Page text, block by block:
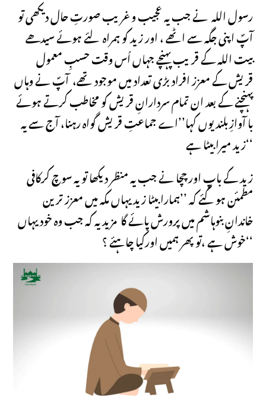
رسول اللہ نے جب یہ عجیب وغریب صورتِ حال دیکھی تو
آپؐ اپنی جگہ سے اٹھے ، اور زید کو ہمراہ لئے ہوئے سیدھے
بیت اللہ کے قریب پہنچے جہاں اُس وقت حسبِ معمول
قریش کے معزز افراد بڑی تعداد میں موجود تھے، آپؐ نے وہاں
پہنچنے کے بعد ان تمام سردارانِ قریش کو مخاطب کرتے ہوئے
با آوازِبلند یوں کہا’’اے جماعتِ قریش گواہ رہنا، آج سے یہ
زید میرا بیٹا ہے‘‘
زید کے باپ اور چچا نے جب یہ منظر دیکھا تو یہ سوچ کرکافی
مطمئن ہوگئے کہ ’’ہمارا بیٹا زید یہاں مکہ میں معزز ترین
خاندانِ بنوہاشم میں پرورش پائے گا مزید یہ کہ جب وہ خود یہاں
خوش ہے ،تو پھر ہمیں اورکیا چاہئے ؟‘‘